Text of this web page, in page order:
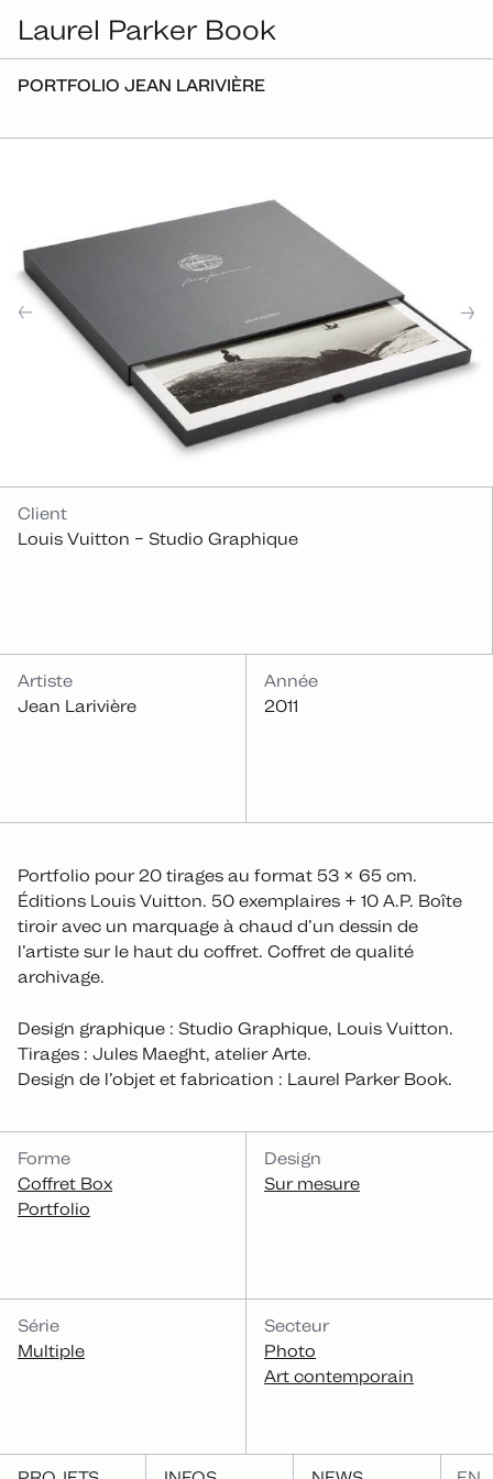
Laurel Parker Book
PORTFOLIO JEAN LARIVIÈRE
Client
Louis Vuitton – Studio Graphique
Artiste
Jean Larivière
Année
2011
Portfolio pour 20 tirages au format 53 × 65 cm.
Éditions Louis Vuitton. 50 exemplaires + 10 A.P. Boîte
tiroir avec un marquage à chaud d’un dessin de
l’artiste sur le haut du coffret. Coffret de qualité
archivage.
Design graphique : Studio Graphique, Louis Vuitton.
Tirages : Jules Maeght, atelier Arte.
Design de l’objet et fabrication : Laurel Parker Book.
CATÉGORIES
Forme
Coffret Box
Portfolio
Design
Sur mesure
Série
Multiple
Secteur
Photo
Art contemporain